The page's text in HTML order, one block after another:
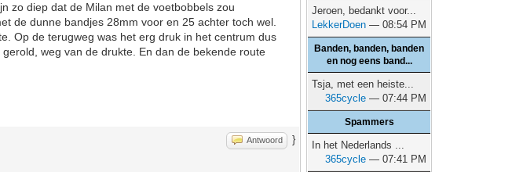
zo diep dat de Milan met de voetbobbels zou
de dunne bandjes 28mm voor en 25 achter toch wel.
Op de terugweg was het erg druk in het centrum dus
weg van de drukte. En dan de bekende route
Antwoord }
Jeroen, bedankt voor...
LekkerDoen — 08:54 PM
Banden, banden, banden
en nog eens band...
Tsja, met een heiste...
365cycle — 07:44 PM
Spammers
In het Nederlands ...
365cycle — 07:41 PM